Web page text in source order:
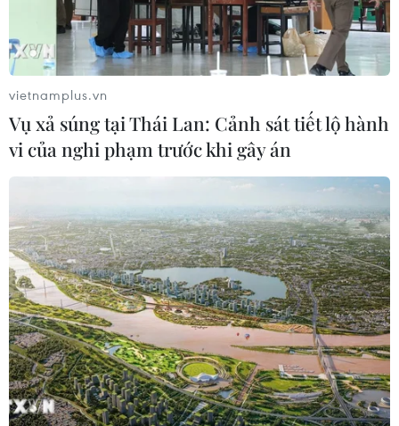
Xuân Quê hương 2024: Điểm nhấn trong
lòng kiều bào và nhân dân TP.Hồ Chí Minh
01/02/2024 06:33
Thứ trưởng Bộ Ngoại giao Lê Thị Thu Hằng khẳng định,
chương trình "Xuân Quê hương" góp phần thể hiện sự
quan tâm, trách nhiệm và tình cảm của Đảng và Nhà
nước đối với kiều bào
vietnamplus.vn
Vụ xả súng tại Thái Lan: Cảnh sát tiết lộ hành
vi của nghi phạm trước khi gây án